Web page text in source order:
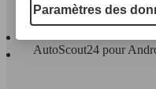
AutoScout24 pour
Paramètres des